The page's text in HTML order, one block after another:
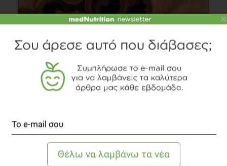
SLIDESHOW
Τροφές που βοηθούν στον έλεγχο του βάρους
1 λεπτό να διαβαστεί
×